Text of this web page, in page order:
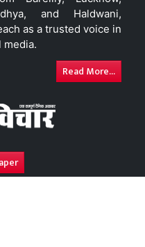
and Haldwani,
as a trusted voice in
media.
Read More...